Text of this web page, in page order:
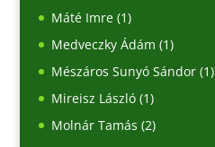
Máté Imre(1)
Medveczky Ádám (1)
Mészáros Sunyó Sándor(1)
Mireisz László(1)
Molnár Tamás (2)